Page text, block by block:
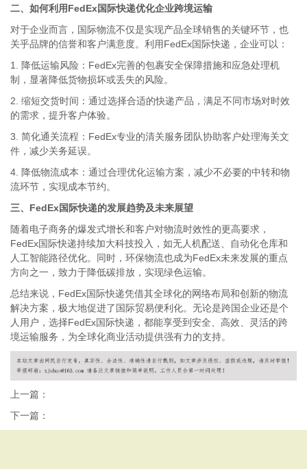
二、如何利用FedEx国际快递优化企业跨境运输
对于企业而言，国际物流不仅是实现产品全球销售的关键环节，也
关乎品牌的信誉和客户满意度。利用FedEx国际快递，企业可以：
1. 降低运输风险：FedEx完善的包裹安全保障措施和应急处理机
制，显著降低货物损坏或丢失的风险。
2. 缩短交货时间：通过选择合适的快递产品，满足不同市场对时效
的需求，提升客户体验。
3. 简化通关流程：FedEx专业的清关服务团队协助客户处理海关文
件，减少关务延误。
4. 降低物流成本：通过合理优化运输方案，减少不必要的中转和物
流环节，实现成本节约。
三、FedEx国际快递的发展趋势及未来展望
随着电子商务的爆发式增长和客户对物流时效性的更高要求，
FedEx国际快递持续加大科技投入，如无人机配送、自动化仓库和
人工智能路径优化。同时，环保物流也成为FedEx未来发展的重点
方向之一，致力于降低碳排放，实现绿色运输。
总结来说，FedEx国际快递凭借其全球化的网络布局和创新的物流
解决方案，极大地促进了国际贸易便利化。无论是跨国企业还是个
人用户，选择FedEx国际快递，都能享受到安全、高效、灵活的跨
境运输服务，为全球化商业活动提供强有力的支持。
上一篇：
下一篇：